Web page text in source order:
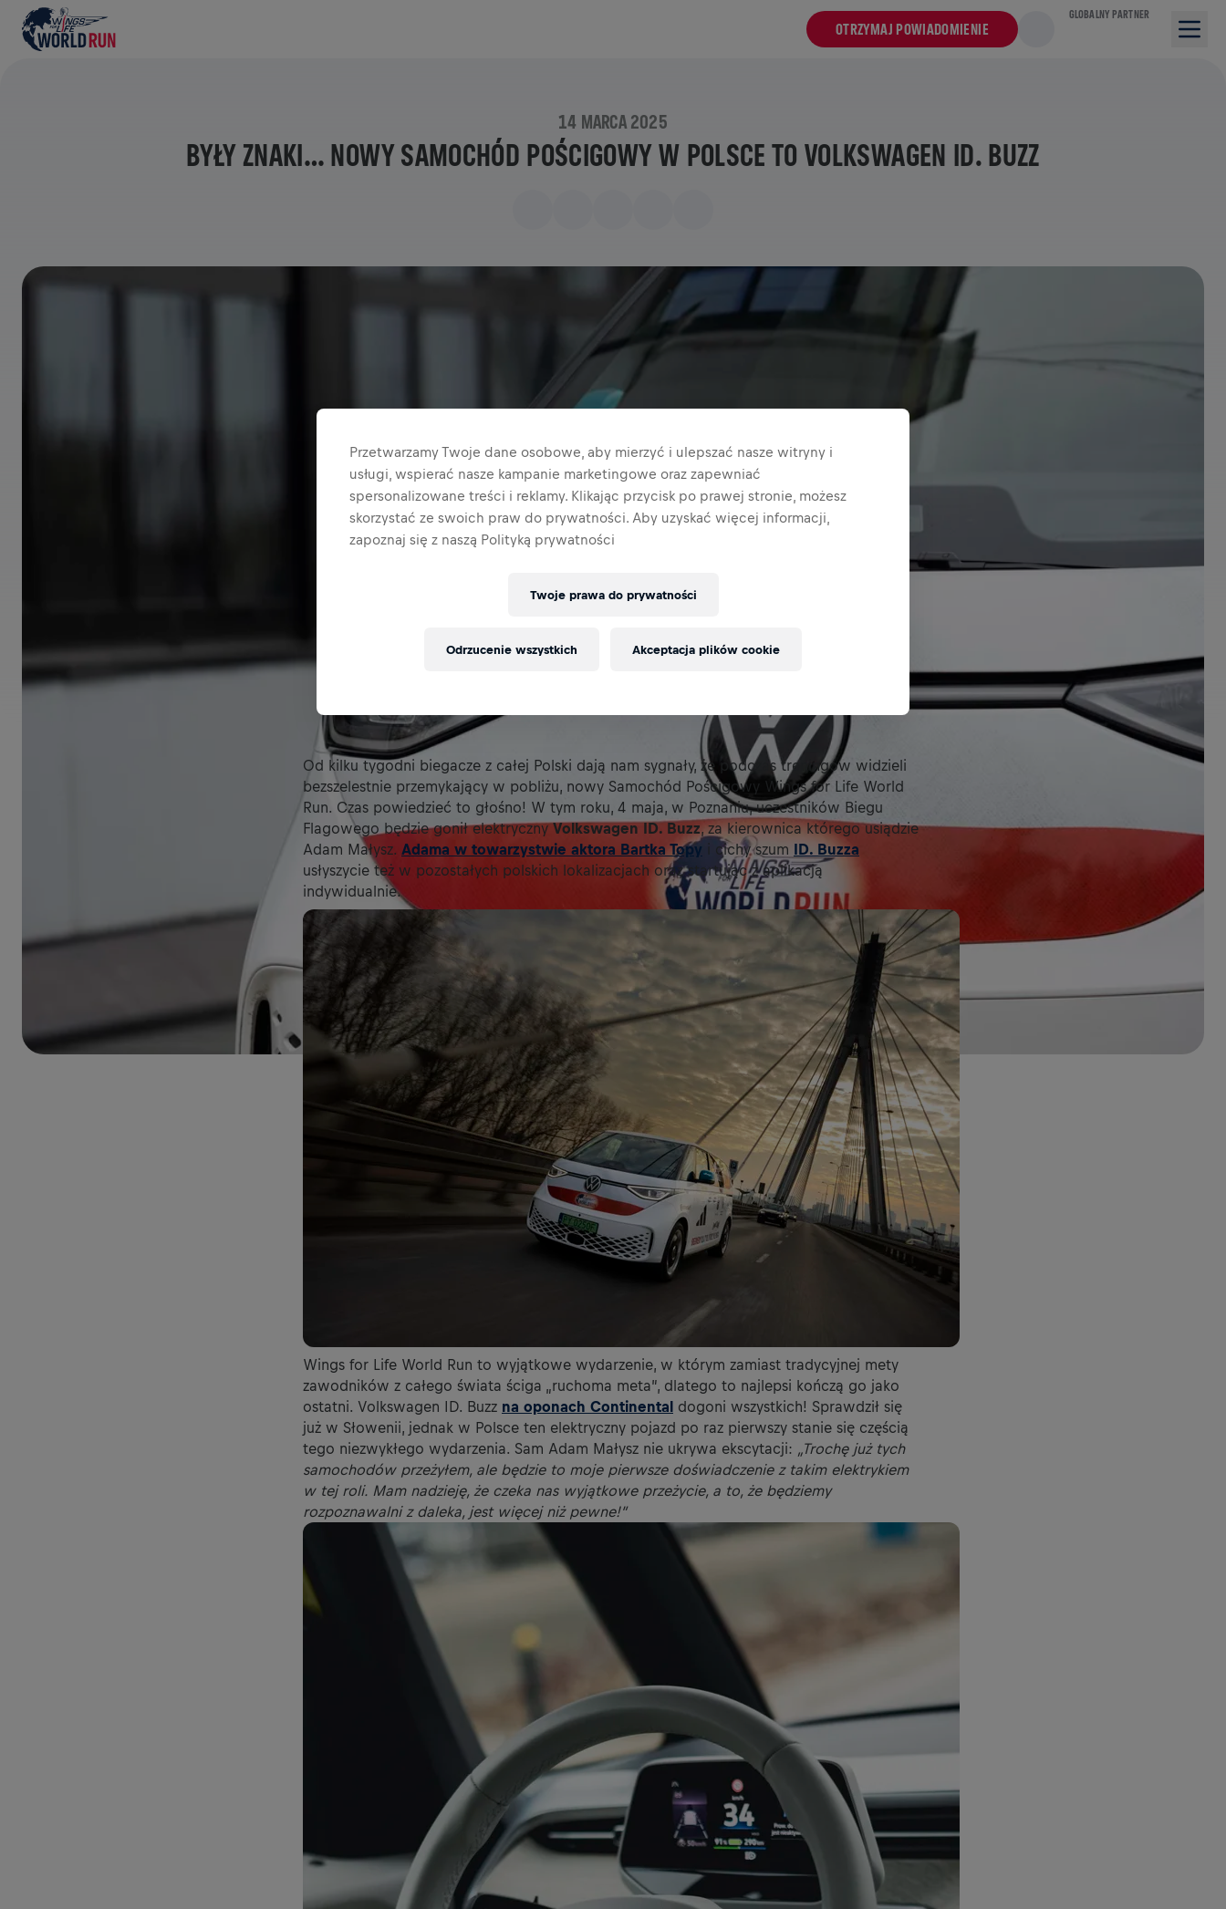
OTRZYMAJ POWIADOMIENIE
GLOBALNY PARTNER
14 MARCA 2025
BYŁY ZNAKI… NOWY SAMOCHÓD POŚCIGOWY W POLSCE TO VOLKSWAGEN ID. BUZZ
Od kilku tygodni biegacze z całej Polski dają nam sygnały, że podczas treningów widzieli
bezszelestnie przemykający w pobliżu, nowy Samochód Pościgowy Wings for Life World
Run. Czas powiedzieć to głośno! W tym roku, 4 maja, w Poznaniu, uczestników Biegu
Flagowego będzie gonił elektrycznyVolkswagen ID. Buzz, za kierownica którego usiądzie
Adam Małysz. Adama w towarzystwie aktora Bartka Topy i cichy szum ID. Buzza
usłyszycie też w pozostałych polskich lokalizacjach oraz startując z aplikacją
indywidualnie.
Wings for Life World Run to wyjątkowe wydarzenie, w którym zamiast tradycyjnej mety
zawodników z całego świata ściga „ruchoma meta”, dlatego to najlepsi kończą go jako
ostatni. Volkswagen ID. Buzz na oponach Continental dogoni wszystkich! Sprawdził się
już w Słowenii, jednak w Polsce ten elektryczny pojazd po raz pierwszy stanie się częścią
tego niezwykłego wydarzenia. Sam Adam Małysz nie ukrywa ekscytacji: „Trochę już tych
samochodów przeżyłem, ale będzie to moje pierwsze doświadczenie z takim elektrykiem
w tej roli. Mam nadzieję, że czeka nas wyjątkowe przeżycie, a to, że będziemy
rozpoznawalni z daleka, jest więcej niż pewne!”
Przetwarzamy Twoje dane osobowe, aby mierzyć i ulepszać nasze witryny i
usługi, wspierać nasze kampanie marketingowe oraz zapewniać
spersonalizowane treści i reklamy. Klikając przycisk po prawej stronie, możesz
skorzystać ze swoich praw do prywatności. Aby uzyskać więcej informacji,
zapoznaj się z naszą Polityką prywatności
Twoje prawa do prywatności
Odrzucenie wszystkich Akceptacja plików cookie